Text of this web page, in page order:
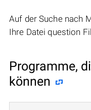
Auf der Suche nach
Ihre Datei question
Programme,
können